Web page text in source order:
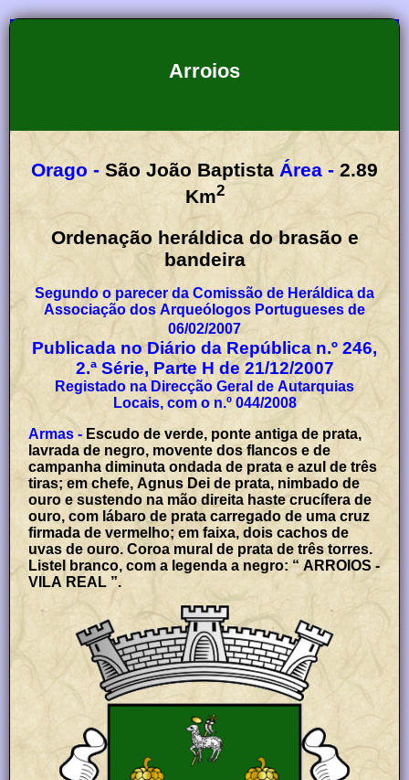
Arroios
Orago - São João Baptista Área - 2.89
Km2
Ordenação heráldica do brasão e
bandeira
Segundo o parecer da Comissão de Heráldica da
Associação dos Arqueólogos Portugueses de
06/02/2007
Publicada no Diário da República n.º 246,
2.ª Série, Parte H de 21/12/2007
Registado na Direcção Geral de Autarquias
Locais, com o n.º 044/2008
Armas - Escudo de verde, ponte antiga de prata,
lavrada de negro, movente dos flancos e de
campanha diminuta ondada de prata e azul de três
tiras; em chefe, Agnus Dei de prata, nimbado de
ouro e sustendo na mão direita haste crucífera de
ouro, com lábaro de prata carregado de uma cruz
firmada de vermelho; em faixa, dois cachos de
uvas de ouro. Coroa mural de prata de três torres.
Listel branco, com a legenda a negro: “ ARROIOS -
VILA REAL ”.